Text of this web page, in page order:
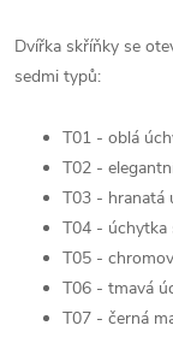
Dvířka skříňky se
sedmi typů:
T01 - oblá
T02 -
T03 - hranatá
T04 - úchytka
T05 -
T06 - tmavá
T07 - černá